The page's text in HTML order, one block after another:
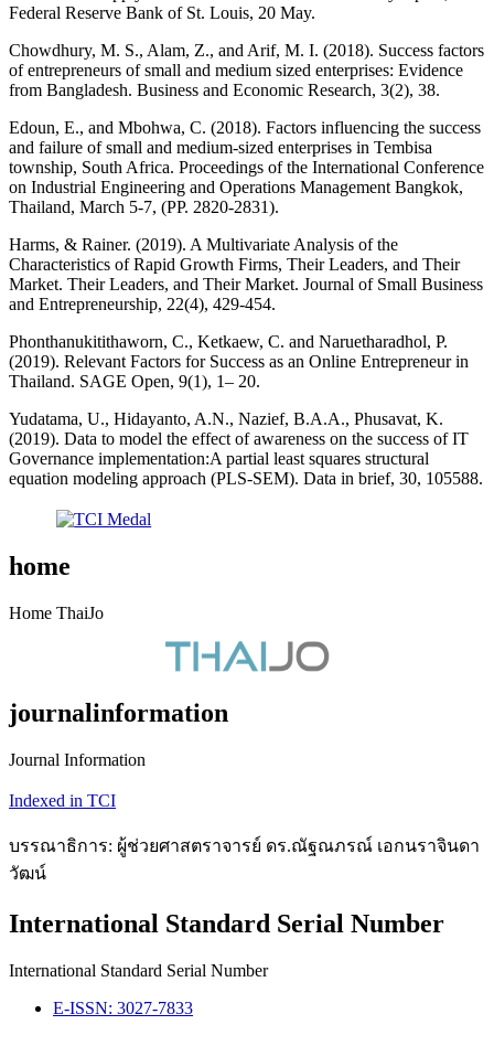
Federal Reserve Bank of St. Louis, 20 May.
Chowdhury, M. S., Alam, Z., and Arif, M. I. (2018). Success factors
of entrepreneurs of small and medium sized enterprises: Evidence
from Bangladesh. Business and Economic Research, 3(2), 38.
Edoun, E., and Mbohwa, C. (2018). Factors influencing the success
and failure of small and medium-sized enterprises in Tembisa
township, South Africa. Proceedings of the International Conference
on Industrial Engineering and Operations Management Bangkok,
Thailand, March 5-7, (PP. 2820-2831).
Harms, & Rainer. (2019). A Multivariate Analysis of the
Characteristics of Rapid Growth Firms, Their Leaders, and Their
Market. Their Leaders, and Their Market. Journal of Small Business
and Entrepreneurship, 22(4), 429-454.
Phonthanukitithaworn, C., Ketkaew, C. and Naruetharadhol, P.
(2019). Relevant Factors for Success as an Online Entrepreneur in
Thailand. SAGE Open, 9(1), 1– 20.
Yudatama, U., Hidayanto, A.N., Nazief, B.A.A., Phusavat, K.
(2019). Data to model the effect of awareness on the success of IT
Governance implementation:A partial least squares structural
equation modeling approach (PLS-SEM). Data in brief, 30, 105588.
home
Home ThaiJo
journalinformation
Journal Information
Indexed in TCI
บรรณาธิการ: ผู้ช่วยศาสตราจารย์ ดร.ณัฐณภรณ์ เอกนราจินดา
วัฒน์
International Standard Serial Number
International Standard Serial Number
E-ISSN: 3027-7833